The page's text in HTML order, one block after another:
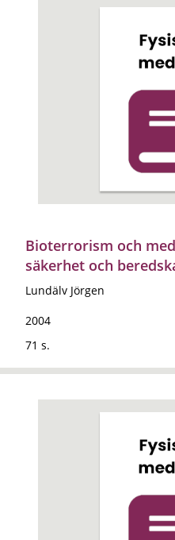
Bioterrorism och
säkerhet och
Lundälv Jörgen
2004
71 s.